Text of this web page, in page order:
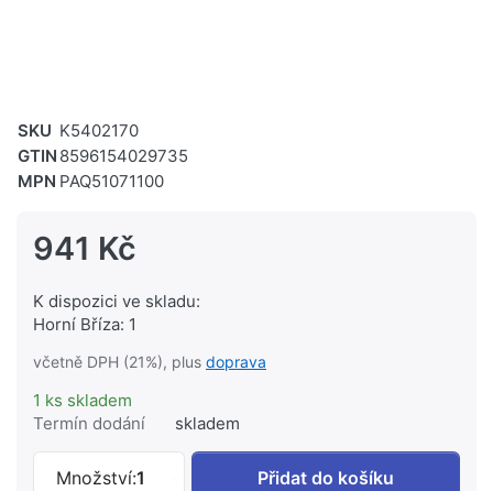
SKU K5402170
GTIN 8596154029735
MPN PAQ51071100
941 Kč
K dispozici ve skladu:
Horní Bříza: 1
včetně DPH (21%), plus doprava
1 ks skladem
Termín dodání
skladem
Množství:1
KREINER PREMIUM boční sprcha
Přidat do košíku